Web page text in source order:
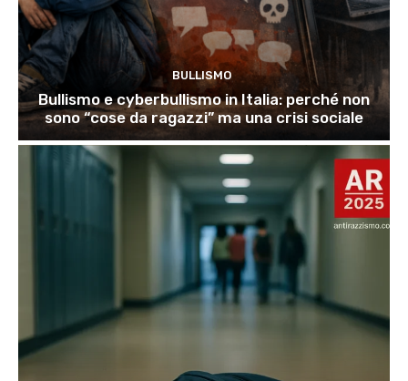
BULLISMO
Bullismo e cyberbullismo in Italia: perché non
sono “cose da ragazzi” ma una crisi sociale